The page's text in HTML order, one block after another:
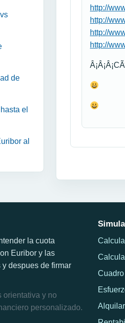
de
el
al
http://
http://
http://
http://
la cuota
Euribor y las
despues de firmar
orientativa y no
personalizado.